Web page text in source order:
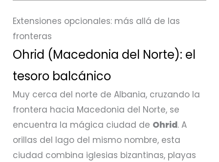
Extensiones opcionales: más allá de las
fronteras
Ohrid (Macedonia del Norte): el
tesoro balcánico
Muy cerca del norte de Albania, cruzando la
frontera hacia Macedonia del Norte, se
encuentra la mágica ciudad de Ohrid. A
orillas del lago del mismo nombre, esta
ciudad combina iglesias bizantinas, playas